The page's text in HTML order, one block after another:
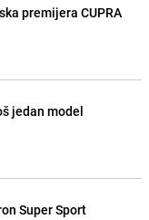
premijera CUPRA
jedan model
Super Sport